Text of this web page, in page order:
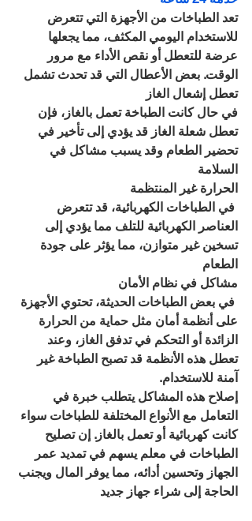
تعد الطباخات من الأجهزة التي تتعرض
للاستخدام اليومي المكثف، مما يجعلها
عرضة للتعطل أو نقص الأداء مع مرور
الوقت. بعض الأعطال التي قد تحدث تشمل
تعطل إشعال الغاز
في حال كانت الطباخة تعمل بالغاز، فإن
تعطل شعلة الغاز قد يؤدي إلى تأخير في
تحضير الطعام وقد يسبب مشاكل في
السلامة
الحرارة غير المنتظمة
في الطباخات الكهربائية، قد تتعرض
العناصر الكهربائية للتلف مما يؤدي إلى
تسخين غير متوازن، مما يؤثر على جودة
الطعام
مشاكل في نظام الأمان
في بعض الطباخات الحديثة، تحتوي الأجهزة
على أنظمة أمان مثل حماية من الحرارة
الزائدة أو التحكم في تدفق الغاز، وعند
تعطل هذه الأنظمة قد تصبح الطباخة غير
آمنة للاستخدام.
إصلاح هذه المشاكل يتطلب خبرة في
التعامل مع الأنواع المختلفة للطباخات سواء
كانت كهربائية أو تعمل بالغاز. إن تصليح
الطباخات في معلم يسهم في تمديد عمر
الجهاز وتحسين أدائه، مما يوفر المال ويجنب
الحاجة إلى شراء جهاز جديد